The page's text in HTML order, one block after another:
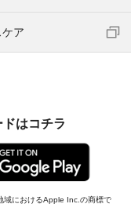
ア
はコチラ
域におけるApple Inc.の商標で